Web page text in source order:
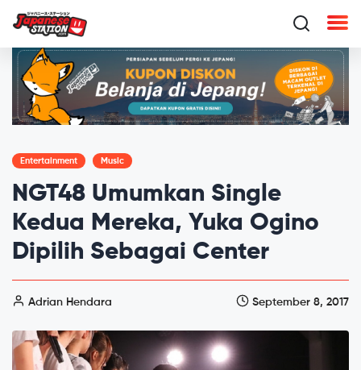
Entertainment Music
NGT48 Umumkan Single
Kedua Mereka, Yuka Ogino
Dipilih Sebagai Center
Adrian Hendara September 8, 2017